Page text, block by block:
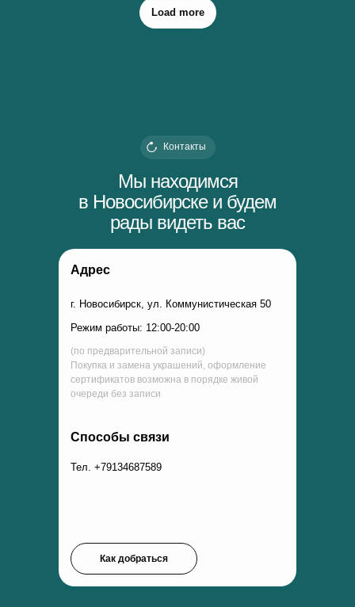
Load more
Мы находимся
в Новосибирске и будем
рады видеть вас
Контакты
Адрес
Способы связи
г. Новосибирск, ул. Коммунистическая 50
Тел. +79134687589
Режим работы: 12:00-20:00
(по предварительной записи)
Покупка и замена украшений, оформление
сертификатов возможна в порядке живой
очереди без записи
Как добраться